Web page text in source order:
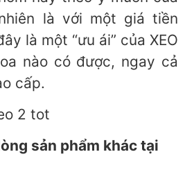
là với một giá tiền
là một “ưu ái” của XEO
nào có được, ngay cả
cấp.
sản phẩm khác tại